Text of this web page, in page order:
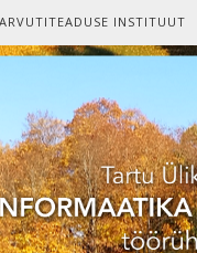
ARVUTITEADUSE INSTITUUT